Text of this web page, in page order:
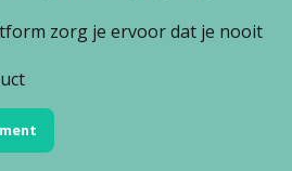
zorg je ervoor dat je nooit